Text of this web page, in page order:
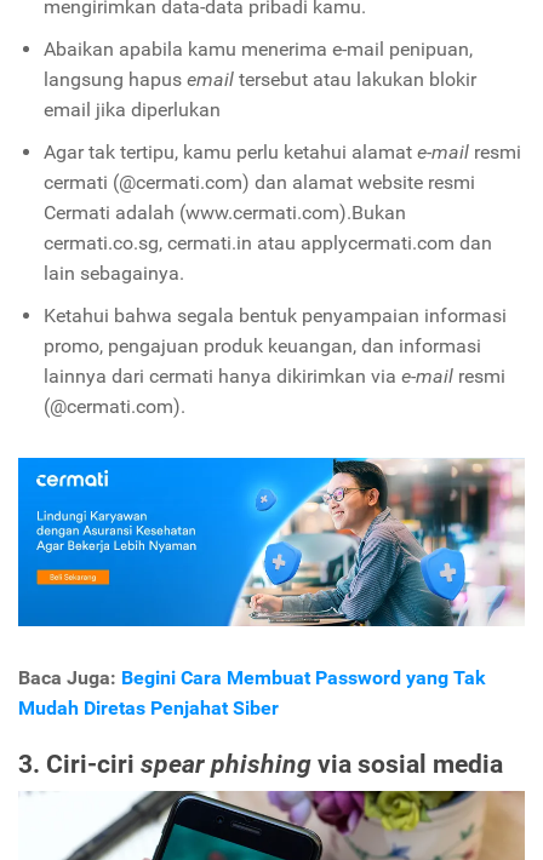
mengirimkan data-data pribadi kamu.
Abaikan apabila kamu menerima e-mail penipuan,
langsung hapus emailtersebut atau lakukan blokir
email jika diperlukan
Agar tak tertipu, kamu perlu ketahui alamat e-mailresmi
cermati (@cermati.com) dan alamat website resmi
Cermati adalah (www.cermati.com).Bukan
cermati.co.sg, cermati.in atau applycermati.com dan
lain sebagainya.
Ketahui bahwa segala bentuk penyampaian informasi
promo, pengajuan produk keuangan, dan informasi
lainnya dari cermati hanya dikirimkan via e-mailresmi
(@cermati.com).
Baca Juga: Begini Cara Membuat Password yang Tak
Mudah Diretas Penjahat Siber
3. Ciri-ciri spear phishing via sosial media